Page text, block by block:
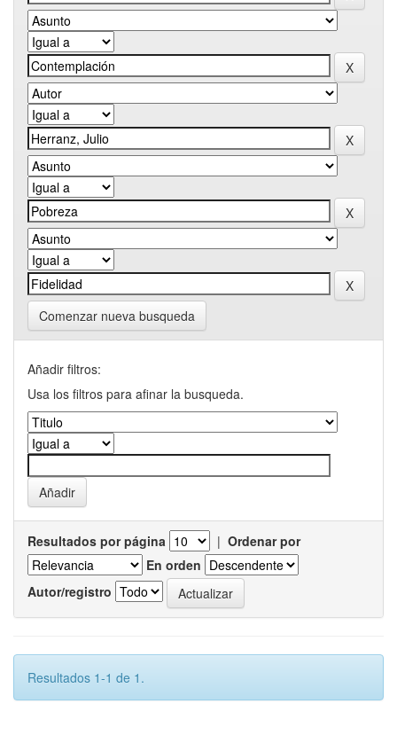
Comenzar nueva busqueda
Añadir filtros:
Usa los filtros para afinar la busqueda.
Resultados por página | Ordenar por
En orden
Autor/registro
Resultados 1-1 de 1.